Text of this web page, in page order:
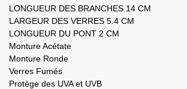
LONGUEUR DES BRANCHES 14 CM
LARGEUR DES VERRES 5.4 CM
LONGUEUR DU PONT 2 CM
Monture Acétate
Monture Ronde
Verres Fumés
Protège des UVA et UVB